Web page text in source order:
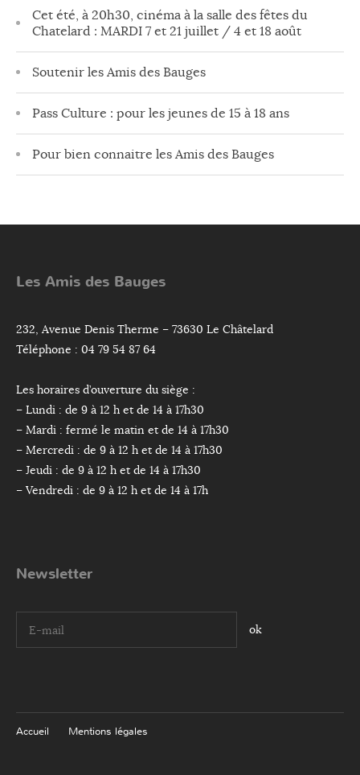
Cet été, à 20h30, cinéma à la salle des fêtes du
Chatelard : MARDI 7 et 21 juillet / 4 et 18 août
Soutenir les Amis des Bauges
Pass Culture : pour les jeunes de 15 à 18 ans
Pour bien connaitre les Amis des Bauges
Les Amis des Bauges
232, Avenue Denis Therme – 73630 Le Châtelard
Téléphone : 04 79 54 87 64
Les horaires d’ouverture du siège :
– Lundi : de 9 à 12 h et de 14 à 17h30
– Mardi : fermé le matin et de 14 à 17h30
– Mercredi : de 9 à 12 h et de 14 à 17h30
– Jeudi : de 9 à 12 h et de 14 à 17h30
– Vendredi : de 9 à 12 h et de 14 à 17h
Newsletter
I agree terms and conditions.*
Accueil Mentions légales